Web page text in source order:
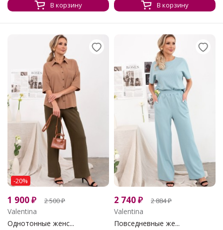
В корзину
В корзину
-20%
1 900₽ 2 500₽
Valentina
Однотонные женс...
2 740₽ 2 884₽
Valentina
Повседневные же...